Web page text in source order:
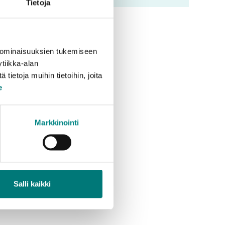
Tietoja
tukemiseen
alan
tietoja muihin tietoihin, joita
Markkinointi
Salli kaikki